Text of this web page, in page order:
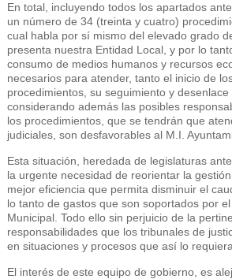
En total, incluyendo todos los apartados
un número de 34 (treinta y cuatro)
cual habla por sí mismo del elevado grado
presenta nuestra Entidad Local, y por lo
consumo de medios humanos y recursos
necesarios para atender, tanto el inicio de
procedimientos, su seguimiento y desenlace
considerando además las posibles
los procedimientos, que se tendrán que
judiciales, son desfavorables al M.I.
Esta situación, heredada de legislaturas
la urgente necesidad de reorientar la
mejor eficiencia que permita disminuir el
lo tanto de gastos que son soportados por
Municipal. Todo ello sin perjuicio de la
responsabilidades que los tribunales de
en situaciones y procesos que así lo
El interés de este equipo de gobierno, es